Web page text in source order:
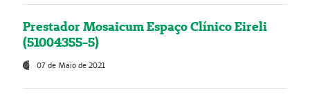
Prestador Mosaicum Espaço Clínico Eireli
(51004355-5)
07 de Maio de 2021